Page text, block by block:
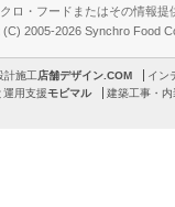
ロ・フードまたはその情報提
(C) 2005-2026 Synchro Food
計施工店舗デザイン.COM イン
運用支援モビマル 建築工事・内